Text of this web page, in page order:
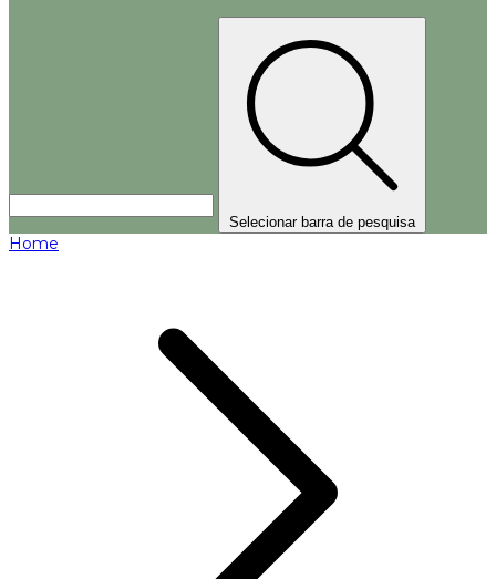
Selecionar barra de pesquisa
Home